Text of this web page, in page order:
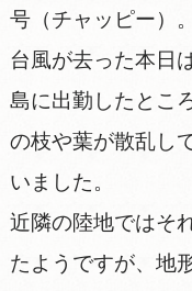
号（チャッピー）。
台風が去った本日
島に出勤したとこ
の枝や葉が散乱し
いました。
近隣の陸地ではそ
たようですが、地